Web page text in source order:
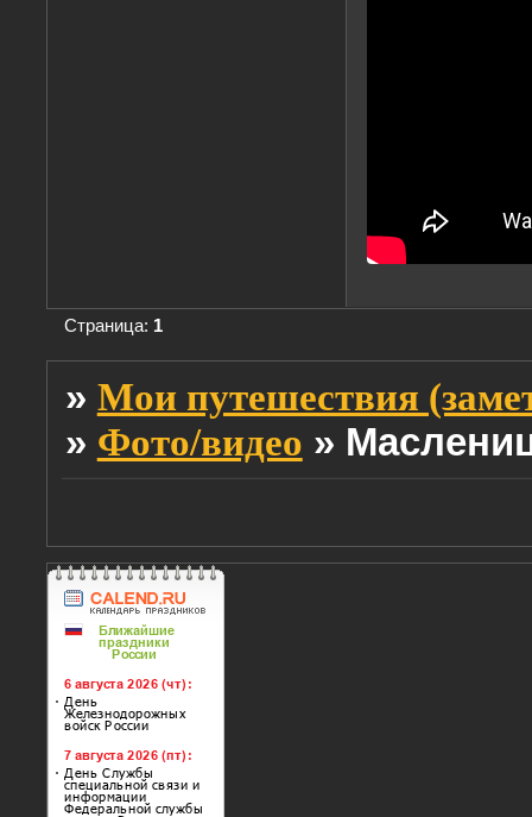
Страница: 1
» Мои путешествия
» Фото/видео »